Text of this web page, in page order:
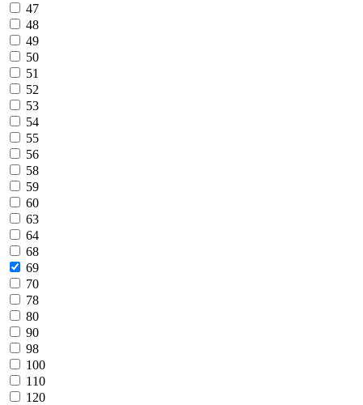
47
48
49
50
51
52
53
54
55
56
58
59
60
63
64
68
69
70
78
80
90
98
100
110
120